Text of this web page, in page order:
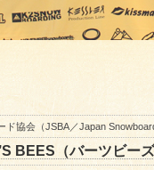
ド協会（JSBA／Japan
BEES（バーツビー